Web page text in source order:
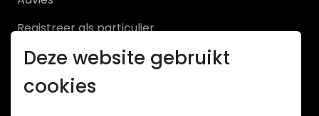
Registreer als particulier
Registreer als handelaar
Deze website gebruikt
cookies